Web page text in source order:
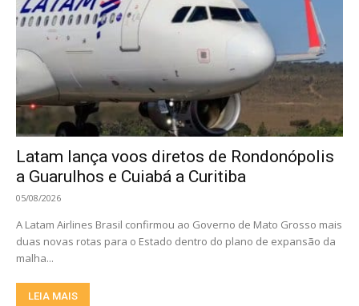
Latam lança voos diretos de Rondonópolis
a Guarulhos e Cuiabá a Curitiba
05/08/2026
A Latam Airlines Brasil confirmou ao Governo de Mato Grosso mais
duas novas rotas para o Estado dentro do plano de expansão da
malha...
LEIA MAIS